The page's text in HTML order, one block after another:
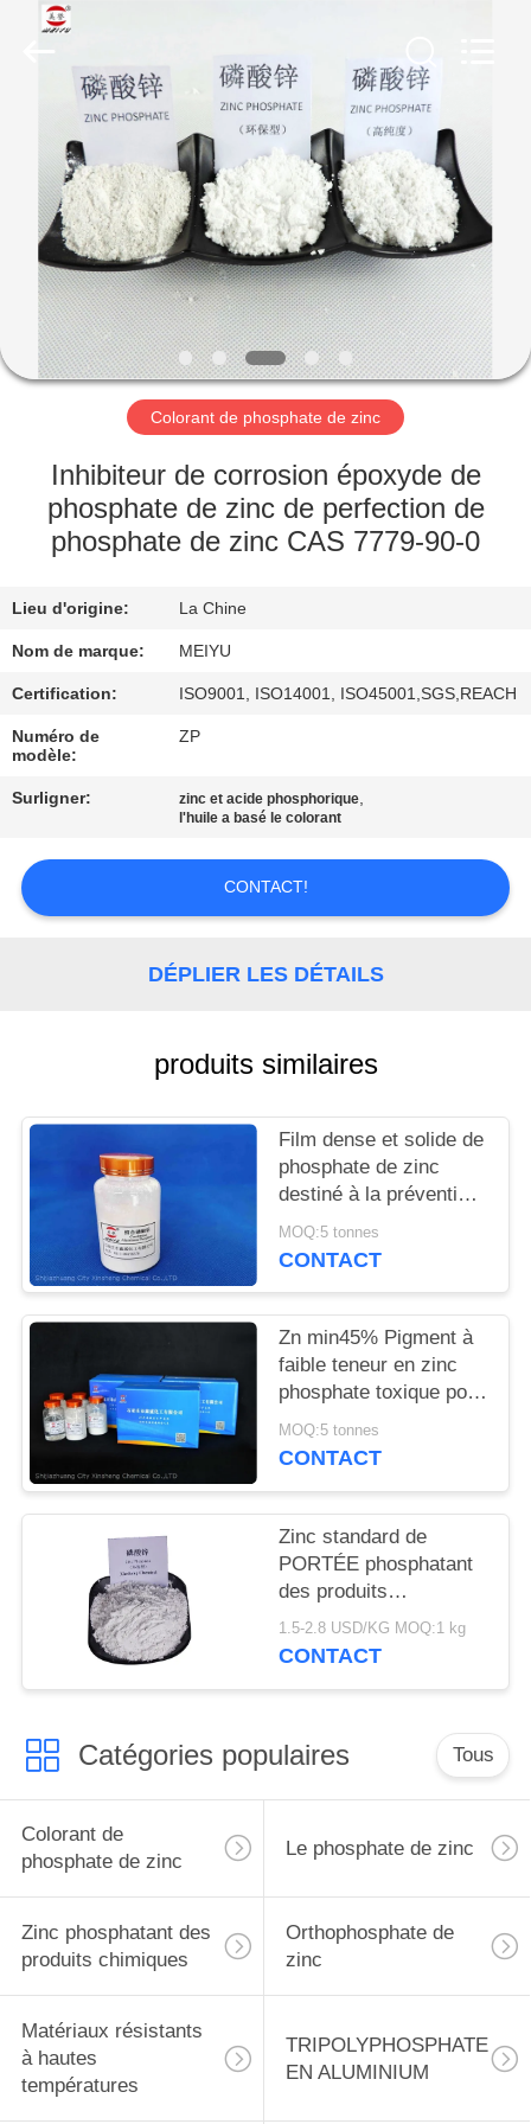
MAISON
PRODUITS
VIDÉOS
PROPOS
NOUS
VISITE
DE
L'USINE
CONTRÔLE
DE
QUALITÉ
DEMANDEZ
UN
DEVIS
DU
SITE
PRIVACY
POLICY
xinsheng
chemical
Colorant de phosphate de zinc
Inhibiteur de corrosion époxyde de
phosphate de zinc de perfection de
phosphate de zinc CAS 7779-90-0
Lieu d'origine: La Chine
Nom de marque: MEIYU
Certification: ISO9001, ISO14001, ISO45001,SGS,REACH
Numéro de
modèle:
ZP
Surligner: zinc et acide phosphorique,
l'huile a basé le colorant
CONTACT!
DÉPLIER LES DÉTAILS
produits similaires
Film dense et solide de
phosphate de zinc
destiné à la prévention
de la corrosion des
métaux et au
MOQ:5 tonnes
CONTACT
Zn min45% Pigment à
faible teneur en zinc
phosphate toxique pour
des solutions
anticorrosion
MOQ:5 tonnes
CONTACT
Zinc standard de
PORTÉE phosphatant
des produits
chimiques, inhibiteur
de corrosion de
1.5-2.8 USD/KG MOQ:1 kg
CONTACT
Catégories populaires Tous
Colorant de
phosphate de zinc
Le phosphate de zinc
Zinc phosphatant des
produits chimiques
Orthophosphate de
zinc
Matériaux résistants
à hautes
températures
TRIPOLYPHOSPHATE
EN ALUMINIUM